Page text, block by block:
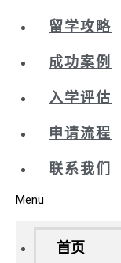
留学攻略
成功案例
入学评估
申请流程
联系我们
Menu
首页